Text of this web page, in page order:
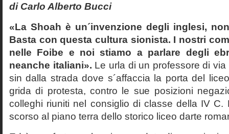
di Carlo Alberto Bucci
«La Shoah è un´invenzione degli inglesi,
Basta con questa cultura sionista. I nostri
nelle Foibe e noi stiamo a parlare degli
neanche italiani». Le urla di un professore di
sin dalla strada dove s´affaccia la porta del
grida di protesta, contro le sue posizioni
colleghi riuniti nel consiglio di classe della IV C.
scorso al piano terra dello storico liceo darte